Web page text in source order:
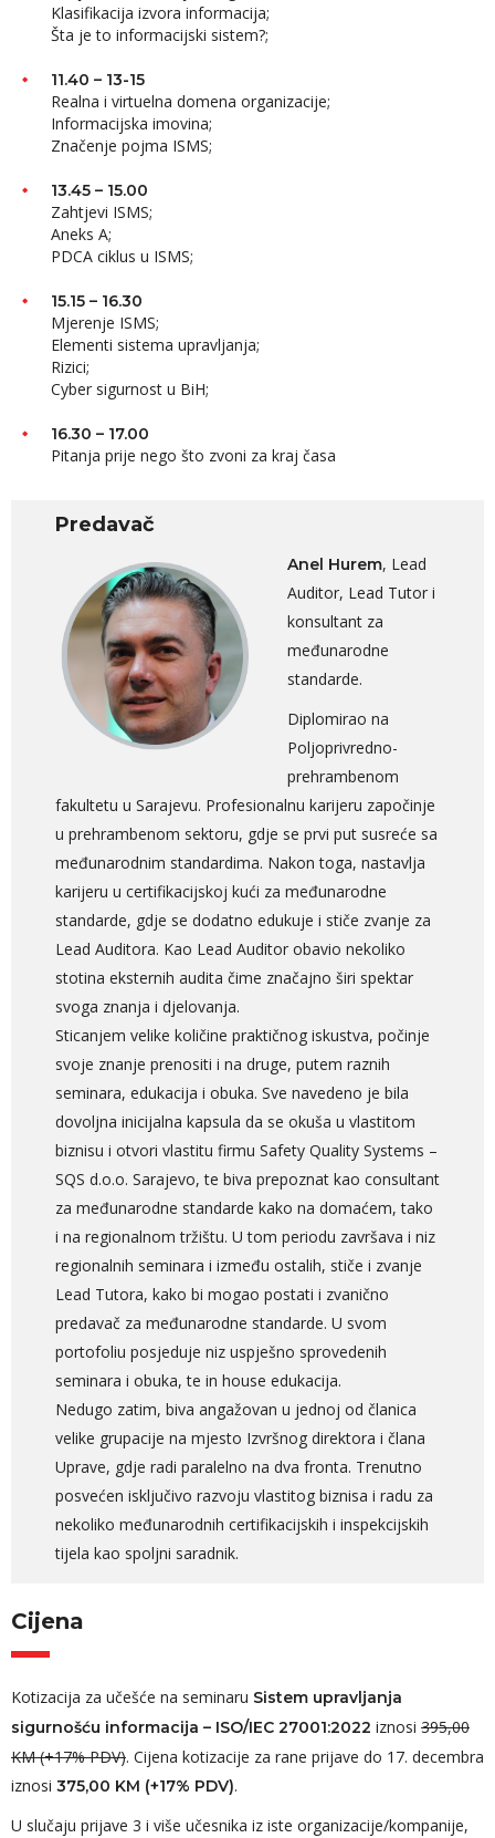
Klasifikacija izvora informacija;
Šta je to informacijski sistem?;
11.40 – 13-15
Realna i virtuelna domena organizacije;
Informacijska imovina;
Značenje pojma ISMS;
13.45 – 15.00
Zahtjevi ISMS;
Aneks A;
PDCA ciklus u ISMS;
15.15 – 16.30
Mjerenje ISMS;
Elementi sistema upravljanja;
Rizici;
Cyber sigurnost u BiH;
16.30 – 17.00
Pitanja prije nego što zvoni za kraj časa
Predavač
Anel Hurem, Lead
Auditor, Lead Tutor i
konsultant za
međunarodne
standarde.
Diplomirao na
Poljoprivredno-
prehrambenom
fakultetu u Sarajevu. Profesionalnu karijeru započinje
u prehrambenom sektoru, gdje se prvi put susreće sa
međunarodnim standardima. Nakon toga, nastavlja
karijeru u certifikacijskoj kući za međunarodne
standarde, gdje se dodatno edukuje i stiče zvanje za
Lead Auditora. Kao Lead Auditor obavio nekoliko
stotina eksternih audita čime značajno širi spektar
svoga znanja i djelovanja.
Sticanjem velike količine praktičnog iskustva, počinje
svoje znanje prenositi i na druge, putem raznih
seminara, edukacija i obuka. Sve navedeno je bila
dovoljna inicijalna kapsula da se okuša u vlastitom
biznisu i otvori vlastitu firmu Safety Quality Systems –
SQS d.o.o. Sarajevo, te biva prepoznat kao consultant
za međunarodne standarde kako na domaćem, tako
i na regionalnom tržištu. U tom periodu završava i niz
regionalnih seminara i između ostalih, stiče i zvanje
Lead Tutora, kako bi mogao postati i zvanično
predavač za međunarodne standarde. U svom
portofoliu posjeduje niz uspješno sprovedenih
seminara i obuka, te in house edukacija.
Nedugo zatim, biva angažovan u jednoj od članica
velike grupacije na mjesto Izvršnog direktora i člana
Uprave, gdje radi paralelno na dva fronta. Trenutno
posvećen isključivo razvoju vlastitog biznisa i radu za
nekoliko međunarodnih certifikacijskih i inspekcijskih
tijela kao spoljni saradnik.
Cijena
Kotizacija za učešće na seminaru Sistem upravljanja
sigurnošću informacija – ISO/IEC 27001:2022 iznosi 395,00
KM (+17% PDV). Cijena kotizacije za rane prijave do 17. decembra
iznosi 375,00 KM (+17% PDV).
U slučaju prijave 3 i više učesnika iz iste organizacije/kompanije,